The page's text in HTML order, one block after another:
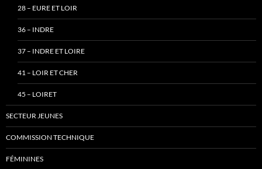
28 – EURE ET LOIR
36 – INDRE
37 – INDRE ET LOIRE
41 – LOIR ET CHER
45 – LOIRET
SECTEUR JEUNES
COMMISSION TECHNIQUE
FÉMININES